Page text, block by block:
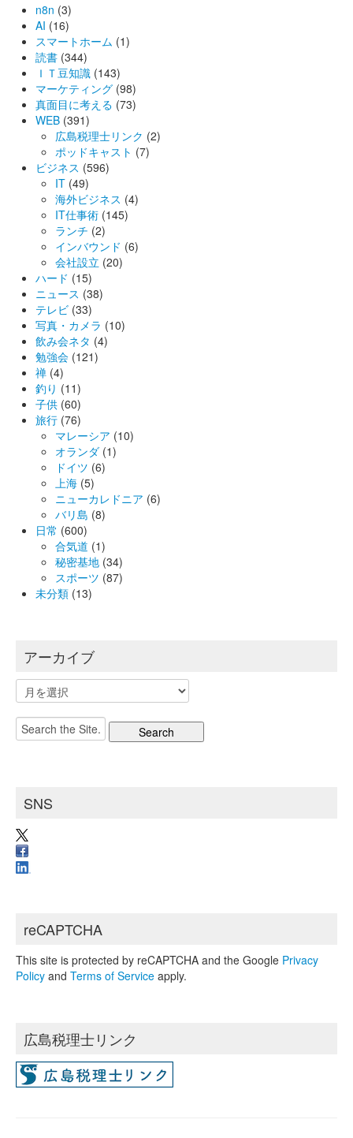
n8n (3)
AI (16)
スマートホーム (1)
読書 (344)
ＩＴ豆知識 (143)
マーケティング (98)
真面目に考える (73)
WEB (391)
広島税理士リンク (2)
ポッドキャスト (7)
ビジネス (596)
IT (49)
海外ビジネス (4)
IT仕事術 (145)
ランチ (2)
インバウンド (6)
会社設立 (20)
ハード (15)
ニュース (38)
テレビ (33)
写真・カメラ (10)
飲み会ネタ (4)
勉強会 (121)
禅 (4)
釣り (11)
子供 (60)
旅行 (76)
マレーシア (10)
オランダ (1)
ドイツ (6)
上海 (5)
ニューカレドニア (6)
バリ島 (8)
日常 (600)
合気道 (1)
秘密基地 (34)
スポーツ (87)
未分類 (13)
アーカイブ
ア
ー
カ
イ
Search
for:
SNS
reCAPTCHA
This site is protected by reCAPTCHA and the Google Privacy
Policy and Terms of Service apply.
広島税理士リンク